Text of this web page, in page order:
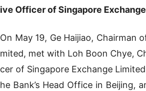
ive Officer of Singapore
On May 19, Ge Haijiao, Chairman
mited, met with Loh Boon Chye,
cer of Singapore Exchange
he Bank’s Head Office in Beijing,